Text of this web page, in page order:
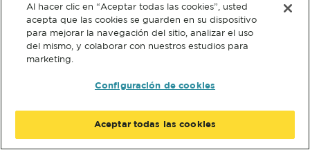
Al hacer clic en “Aceptar todas las cookies”, usted
acepta que las cookies se guarden en su dispositivo
para mejorar la navegación del sitio, analizar el uso
del mismo, y colaborar con nuestros estudios para
marketing.
Configuración de cookies
Aceptar todas las cookies